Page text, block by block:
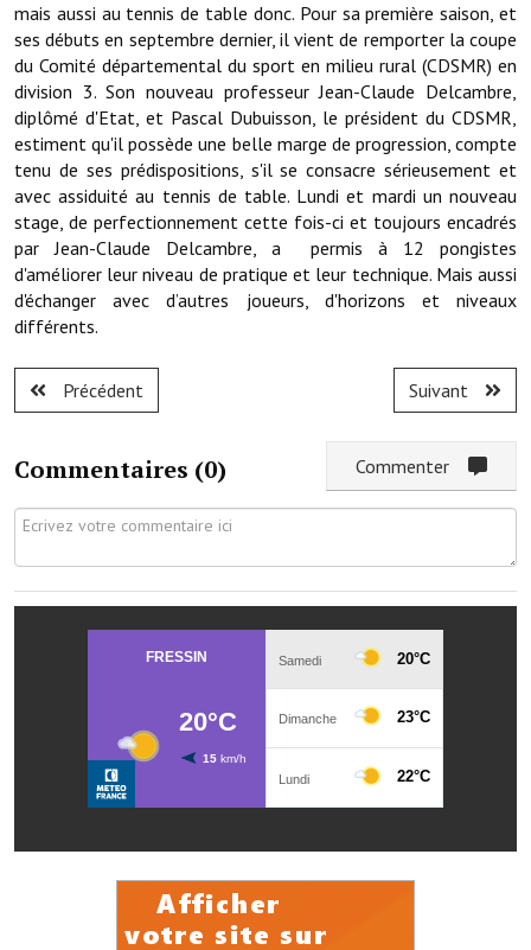
L'équipe municipale
Le personnel municipal
Les moyens financiers
Note de synthèse financière
Rapport d'orientation budgétaire
Actions et projets
Projets et travaux en cours
Communication
Le bulletin municipal : Fressinfo & Le Fressinois
Communauté de communes
Autres groupements
L'association des maires
L'office de tourisme
VILLE PRATIQUE
Services publics intercommunaux
mais aussi au tennis de table donc. Pour sa première saison, et
ses débuts en septembre dernier, il vient de remporter la coupe
du Comité départemental du sport en milieu rural (CDSMR) en
division 3. Son nouveau professeur Jean-Claude Delcambre,
diplômé d'Etat, et Pascal Dubuisson, le président du CDSMR,
estiment qu'il possède une belle marge de progression, compte
tenu de ses prédispositions, s'il se consacre sérieusement et
avec assiduité au tennis de table. Lundi et mardi un nouveau
stage, de perfectionnement cette fois-ci et toujours encadrés
par Jean-Claude Delcambre, a permis à 12 pongistes
d'améliorer leur niveau de pratique et leur technique. Mais aussi
d'échanger avec d’autres joueurs, d'horizons et niveaux
différents.
Précédent Suivant
Commentaires (0)